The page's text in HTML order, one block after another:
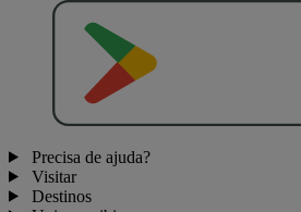
Precisa de ajuda?
Visitar
Destinos